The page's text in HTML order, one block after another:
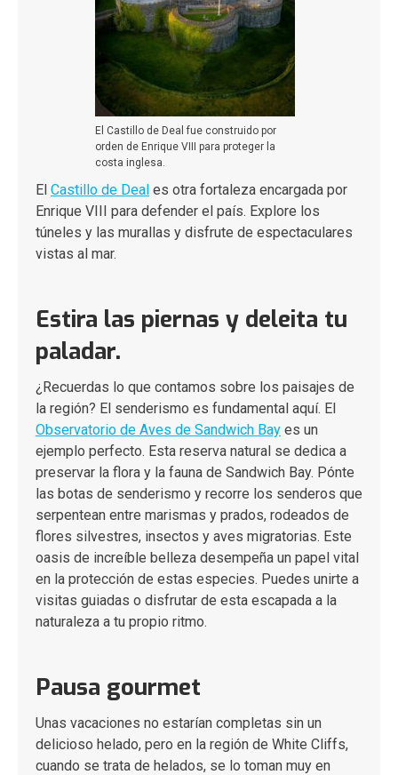
El Castillo de Deal fue construido por
orden de Enrique VIII para proteger la
costa inglesa.
El Castillo de Deal es otra fortaleza encargada por
Enrique VIII para defender el país. Explore los
túneles y las murallas y disfrute de espectaculares
vistas al mar.
Estira las piernas y deleita tu
paladar.
¿Recuerdas lo que contamos sobre los paisajes de
la región? El senderismo es fundamental aquí. El
Observatorio de Aves de Sandwich Bay es un
ejemplo perfecto. Esta reserva natural se dedica a
preservar la flora y la fauna de Sandwich Bay. Pónte
las botas de senderismo y recorre los senderos que
serpentean entre marismas y prados, rodeados de
flores silvestres, insectos y aves migratorias. Este
oasis de increíble belleza desempeña un papel vital
en la protección de estas especies. Puedes unirte a
visitas guiadas o disfrutar de esta escapada a la
naturaleza a tu propio ritmo.
Pausa gourmet
Unas vacaciones no estarían completas sin un
delicioso helado, pero en la región de White Cliffs,
cuando se trata de helados, se lo toman muy en